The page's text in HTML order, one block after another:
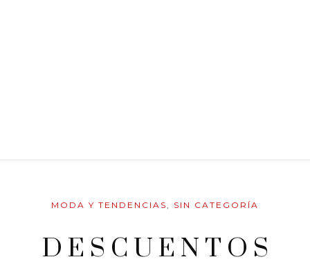
MODA Y TENDENCIAS, SIN CATEGORÍA
D E S C U E N T O S